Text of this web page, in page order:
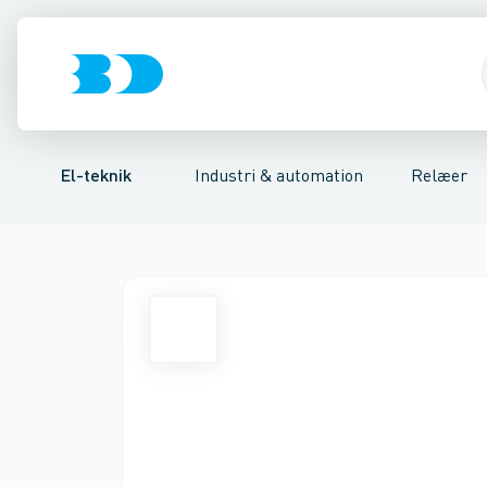
El-teknik Industri & automation
Afbrydere, stikkontakter & lampeudtag Relæer
IndustristiksystemerFrekvensomformere og softstartere
TidsrelæTemperaturovervågningsrelæ